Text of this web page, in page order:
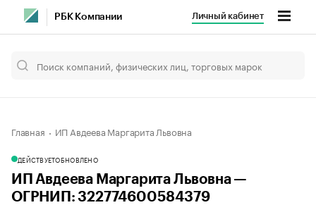
РБК Компании Личный кабинет
Главная ИП Авдеева Маргарита Львовна
ДЕЙСТВУЕТОБНОВЛЕНО
ИП Авдеева Маргарита Львовна —
ОГРНИП: 322774600584379